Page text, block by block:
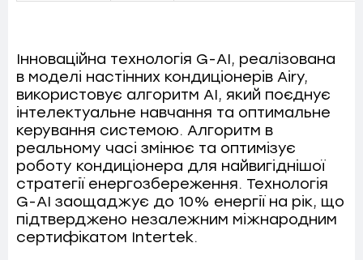
Інноваційна технологія G-AI, реалізована
в моделі настінних кондиціонерів Airy,
використовує алгоритм AI, який поєднує
інтелектуальне навчання та оптимальне
керування системою. Алгоритм в
реальному часі змінює та оптимізує
роботу кондиціонера для найвигіднішої
стратегії енергозбереження. Технологія
G-AI заощаджує до 10% енергії на рік, що
підтверджено незалежним міжнародним
сертифікатом Intertek.
+38-097-845-12-79 +38-093-147-27-29